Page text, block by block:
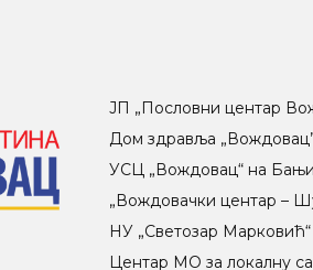
ЈП „Пословни центар
Дом здравља
УСЦ „Вождовац“ на
„Вождовачки центар –
НУ „Светозар Марковић“
Центар МO за локалну